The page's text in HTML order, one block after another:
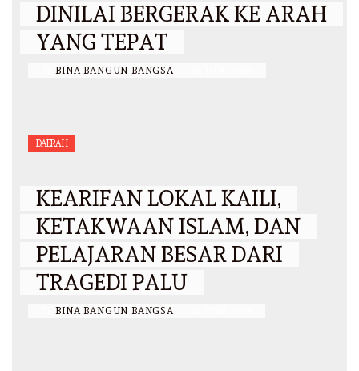
DINILAI BERGERAK KE ARAH
YANG TEPAT
BINA BANGUN BANGSA
DAERAH
KEARIFAN LOKAL KAILI,
KETAKWAAN ISLAM, DAN
PELAJARAN BESAR DARI
TRAGEDI PALU
BINA BANGUN BANGSA